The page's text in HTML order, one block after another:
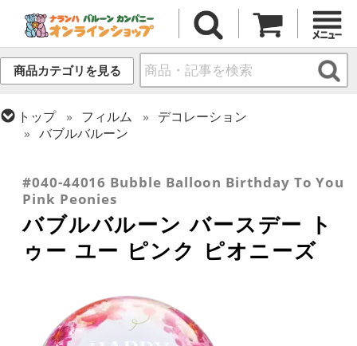
商品カテゴリを見る
トップ フィルム
デコレーション
バブルバルーン
#040-44016 Bubble Balloon Birthday To You
Pink Peonies
バブルバルーン バースデー ト
ゥー ユー ピンク ピオニーズ